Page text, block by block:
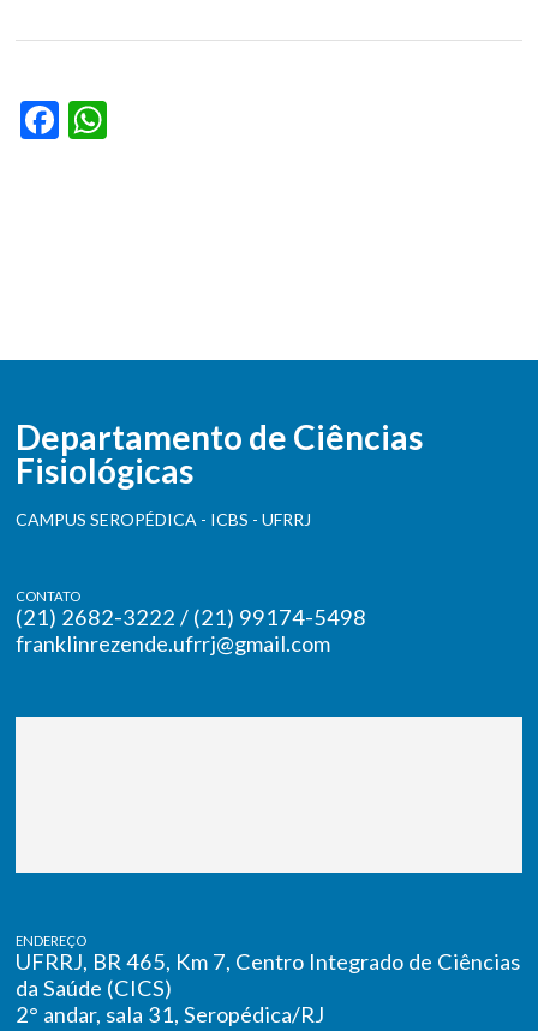
Facebook
Departamento de Ciências
Fisiológicas
CAMPUS SEROPÉDICA - ICBS - UFRRJ
CONTATO
(21) 2682-3222 / (21) 99174-5498
franklinrezende.ufrrj@gmail.com
ENDEREÇO
UFRRJ, BR 465, Km 7, Centro Integrado de Ciências
da Saúde (CICS)
2° andar, sala 31, Seropédica/RJ